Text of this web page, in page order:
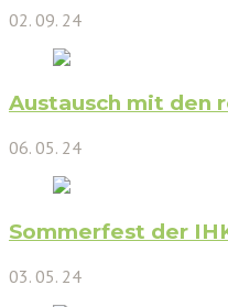
02. 09. 24
Austausch mit den
06. 05. 24
Sommerfest der
03. 05. 24